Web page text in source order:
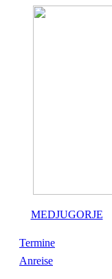
MEDJUGORJE
Termine
Anreise